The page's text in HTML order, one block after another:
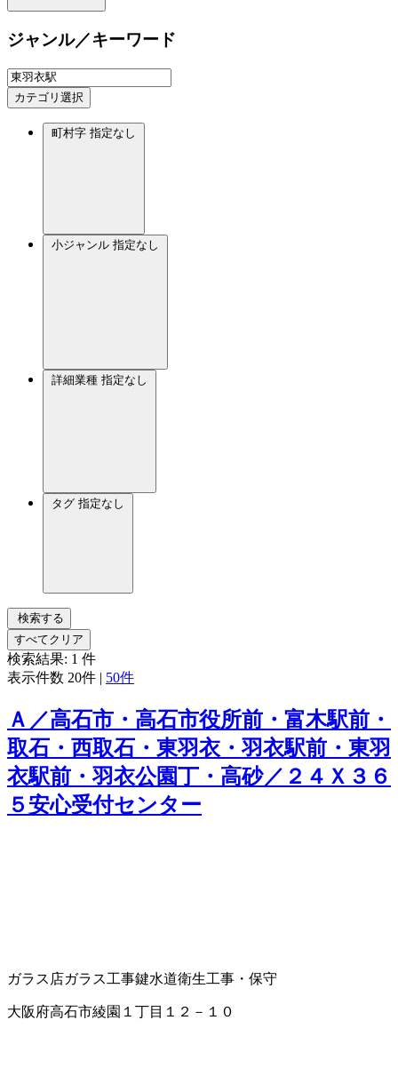
ジャンル／キーワード
カテゴリ選択
町村字 指定なし
小ジャンル 指定なし
詳細業種 指定なし
タグ 指定なし
検索する
すべてクリア
検索結果: 1 件
表示件数 20件 | 50件
Ａ／高石市・高石市役所前・富木駅前・
取石・西取石・東羽衣・羽衣駅前・東羽
衣駅前・羽衣公園丁・高砂／２４Ｘ３６
５安心受付センター
ガラス店ガラス工事鍵水道衛生工事・保守
大阪府高石市綾園１丁目１２－１０